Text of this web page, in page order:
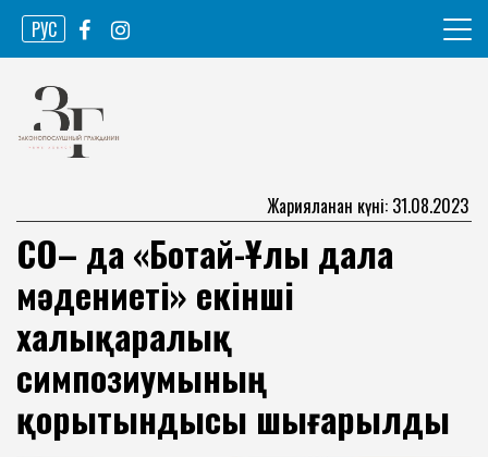
Skip
content
РУС
Законопослушный гражданин
Жарияланған күні: 31.08.2023
СҚО– да «Ботай-Ұлы дала
мәдениеті» екінші
халықаралық
симпозиумының
қорытындысы шығарылды